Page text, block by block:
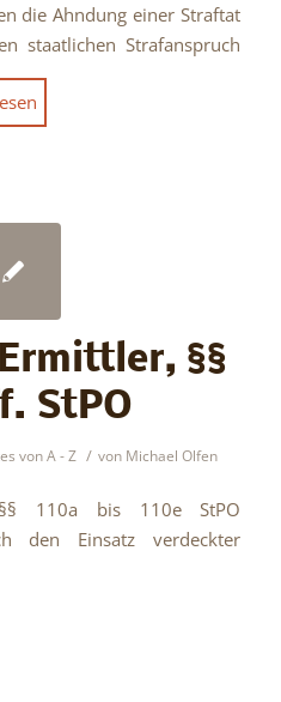
die Ahndung einer Straftat
staatlichen Strafanspruch
§§
StPO
von A - Z / von Michael Olfen
110a bis 110e StPO
den Einsatz verdeckter